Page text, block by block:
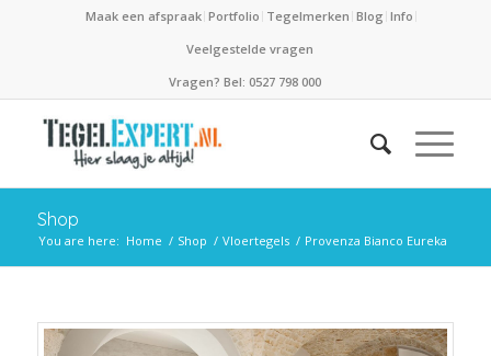
Maak een afspraak Portfolio Tegelmerken Blog Info
Veelgestelde vragen
Vragen? Bel: 0527 798 000
Shop
You are here: Home / Shop / Vloertegels / Provenza Bianco Eureka